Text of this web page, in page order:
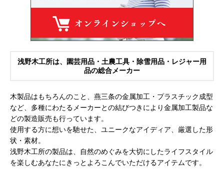
浅野木工所は、園芸用品・土農工具・除雪用品・レジャー用
品の総合メーカー
木製品はもちろんのこと、燕三条の金属加工・プラスチック成型
など、多種にわたるメーカーとの結びつきにより金属加工製品な
どの製造販売も行っています。
使用する方に想いを馳せた、ユニークなアイディア、厳選した形
状・素材。
浅野木工所の製品は、自然のめぐみを大切にしたライフスタイル
を楽しむあなたにきっとよろこんでいただけるアイテムです。